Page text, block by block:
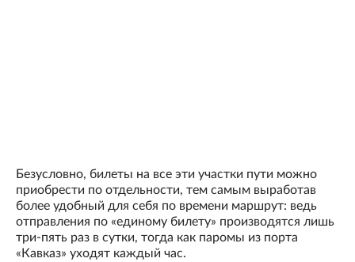
Безусловно, билеты на все эти участки пути можно
приобрести по отдельности, тем самым выработав
более удобный для себя по времени маршрут: ведь
отправления по «единому билету» производятся лишь
три-пять раз в сутки, тогда как паромы из порта
«Кавказ» уходят каждый час.